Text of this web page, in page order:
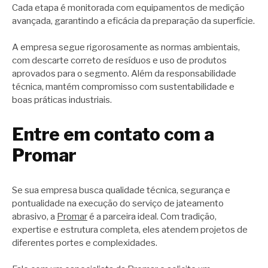
Cada etapa é monitorada com equipamentos de medição
avançada, garantindo a eficácia da preparação da superfície.
A empresa segue rigorosamente as normas ambientais,
com descarte correto de resíduos e uso de produtos
aprovados para o segmento. Além da responsabilidade
técnica, mantém compromisso com sustentabilidade e
boas práticas industriais.
Entre em contato com a
Promar
Se sua empresa busca qualidade técnica, segurança e
pontualidade na execução do serviço de jateamento
abrasivo, a Promaré a parceira ideal. Com tradição,
expertise e estrutura completa, eles atendem projetos de
diferentes portes e complexidades.